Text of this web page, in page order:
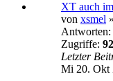
XT auch
von xsmel »
Antworten:
Zugriffe:
Letzter
Mi 20. Okt